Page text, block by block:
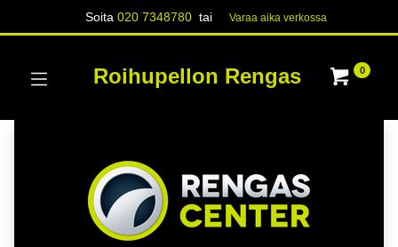
Soita020 7348780 tai Varaa aika verk​​​​ossa
Roihupellon Rengas 0